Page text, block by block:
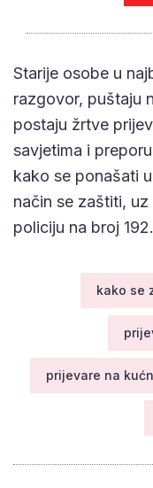
Starije osobe u
razgovor, puštaju
postaju žrtve
savjetima i
kako se ponašati
način se zaštiti,
policiju na broj 192.
kako se
prijevare na